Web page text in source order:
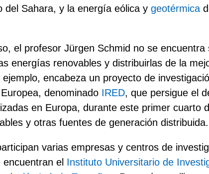
del Sahara, y la energía eólica y geotérmica
el profesor Jürgen Schmid no se encuentra
energías renovables y distribuirlas de la
encabeza un proyecto de
denominado IRED, que persigue el
en Europa, durante este primer cuarto
y otras fuentes de generación distribuida.
varias empresas y centros de
el Instituto Universitario de